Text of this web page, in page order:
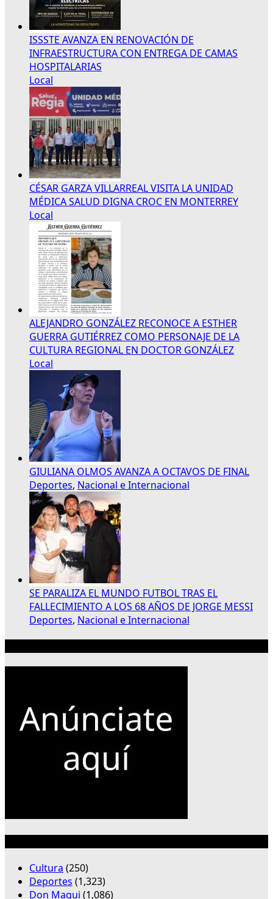
ISSSTE AVANZA EN RENOVACIÓN DE
INFRAESTRUCTURA CON ENTREGA DE CAMAS
HOSPITALARIAS
Local
CÉSAR GARZA VILLARREAL VISITA LA UNIDAD
MÉDICA SALUD DIGNA CROC EN MONTERREY
Local
ALEJANDRO GONZÁLEZ RECONOCE A ESTHER
GUERRA GUTIÉRREZ COMO PERSONAJE DE LA
CULTURA REGIONAL EN DOCTOR GONZÁLEZ
Local
GIULIANA OLMOS AVANZA A OCTAVOS DE FINAL
Deportes, Nacional e Internacional
SE PARALIZA EL MUNDO FUTBOL TRAS EL
FALLECIMIENTO A LOS 68 AÑOS DE JORGE MESSI
Deportes, Nacional e Internacional
Cultura (250)
Deportes (1,323)
Don Maqui (1,086)